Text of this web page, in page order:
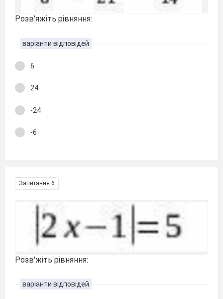
Розв'яжіть рівняння:
варіанти відповідей
6
24
-24
-6
Запитання 6
Розв'жіть рівняння:
варіанти відповідей